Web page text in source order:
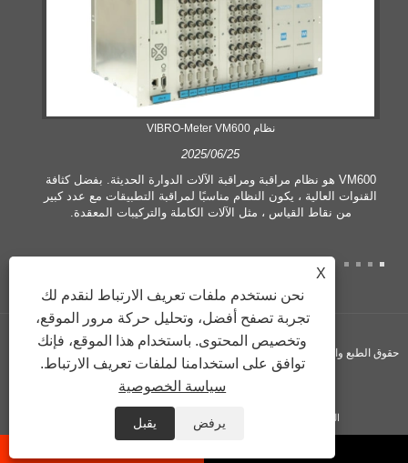
نظام VIBRO-Meter VM600
2025/06/25
VM600 هو نظام مراقبة ومراقبة الآلات الدوارة الحديثة. بفضل كثافة
القنوات العالية ، يكون النظام مناسبًا لمراقبة التطبيقات مع عدد كبير
من نقاط القياس ، مثل الآلات الكاملة والتركيبات المعقدة.
حقوق الطبع والنشر © 2024 شركة Vogi ​​International Trading Co., Ltd. جميع الحقوق
محفوظة.
RSS
X
نحن نستخدم ملفات تعريف الارتباط لنقدم لك
تجربة تصفح أفضل، وتحليل حركة مرور الموقع،
وتخصيص المحتوى. باستخدام هذا الموقع، فإنك
توافق على استخدامنا لملفات تعريف الارتباط.
سياسة الخصوصية
يرفض يقبل